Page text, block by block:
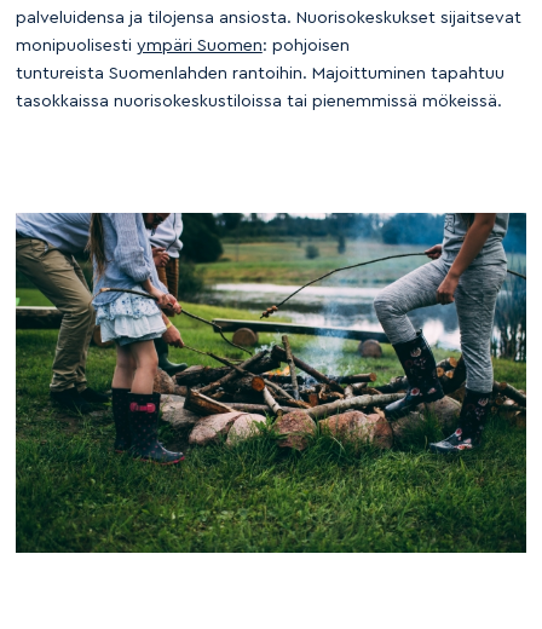
palveluidensa ja tilojensa ansiosta. Nuorisokeskukset sijaitsevat
monipuolisesti ympäri Suomen: pohjoisen
tuntureista Suomenlahden rantoihin. Majoittuminen tapahtuu
tasokkaissa nuorisokeskustiloissa tai pienemmissä mökeissä.